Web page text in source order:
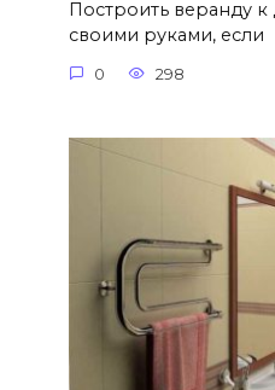
Построить веранду
своими руками, если
0 298